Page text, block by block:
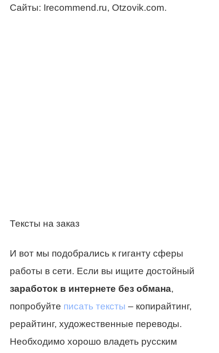
Сайты: Irecommend.ru, Otzovik.com.
Тексты на заказ
И вот мы подобрались к гиганту сферы
работы в сети. Если вы ищите достойный
заработок в интернете без обмана,
попробуйте писать тексты – копирайтинг,
рерайтинг, художественные переводы.
Необходимо хорошо владеть русским